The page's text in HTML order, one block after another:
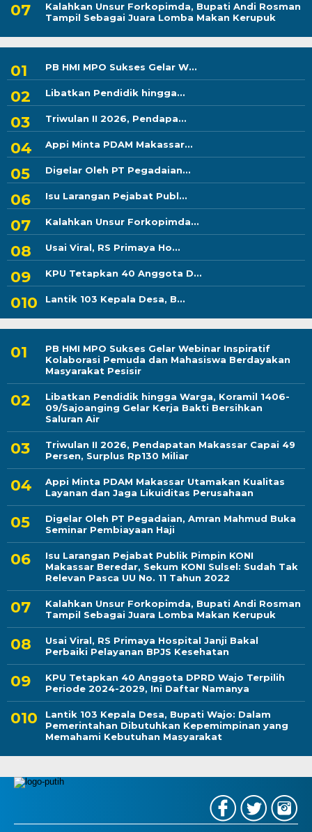
Kalahkan Unsur Forkopimda, Bupati Andi Rosman
Tampil Sebagai Juara Lomba Makan Kerupuk
PB HMI MPO Sukses Gelar W...
Libatkan Pendidik hingga...
Triwulan II 2026, Pendapa...
Appi Minta PDAM Makassar...
Digelar Oleh PT Pegadaian...
Isu Larangan Pejabat Publ...
Kalahkan Unsur Forkopimda...
Usai Viral, RS Primaya Ho...
KPU Tetapkan 40 Anggota D...
Lantik 103 Kepala Desa, B...
PB HMI MPO Sukses Gelar Webinar Inspiratif
Kolaborasi Pemuda dan Mahasiswa Berdayakan
Masyarakat Pesisir
Libatkan Pendidik hingga Warga, Koramil 1406-
09/Sajoanging Gelar Kerja Bakti Bersihkan
Saluran Air
Triwulan II 2026, Pendapatan Makassar Capai 49
Persen, Surplus Rp130 Miliar
Appi Minta PDAM Makassar Utamakan Kualitas
Layanan dan Jaga Likuiditas Perusahaan
Digelar Oleh PT Pegadaian, Amran Mahmud Buka
Seminar Pembiayaan Haji
Isu Larangan Pejabat Publik Pimpin KONI
Makassar Beredar, Sekum KONI Sulsel: Sudah Tak
Relevan Pasca UU No. 11 Tahun 2022
Kalahkan Unsur Forkopimda, Bupati Andi Rosman
Tampil Sebagai Juara Lomba Makan Kerupuk
Usai Viral, RS Primaya Hospital Janji Bakal
Perbaiki Pelayanan BPJS Kesehatan
KPU Tetapkan 40 Anggota DPRD Wajo Terpilih
Periode 2024-2029, Ini Daftar Namanya
Lantik 103 Kepala Desa, Bupati Wajo: Dalam
Pemerintahan Dibutuhkan Kepemimpinan yang
Memahami Kebutuhan Masyarakat